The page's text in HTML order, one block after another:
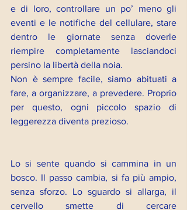
e di loro, controllare un po’ meno gli
eventi e le notifiche del cellulare, stare
dentro le giornate senza doverle
riempire completamente lasciandoci
persino la libertà della noia.
Non è sempre facile, siamo abituati a
fare, a organizzare, a prevedere. Proprio
per questo, ogni piccolo spazio di
leggerezza diventa prezioso.
Lo si sente quando si cammina in un
bosco. Il passo cambia, si fa più ampio,
senza sforzo. Lo sguardo si allarga, il
cervello smette di cercare